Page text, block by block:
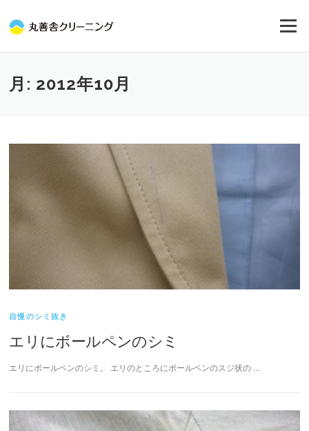
メニュー
月: 2012年10月
自慢のシミ抜き
エリにボールペンのシミ
エリにボールペンのシミ。 エリのところにボールペンのスジ状の …